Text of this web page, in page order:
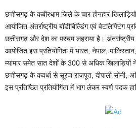
छत्तीसगढ़ के कबीरधाम जिले के चार होनहार
आयोजित अंतर्राष्ट्रीय बॉडीबिल्डिंग एवं वेटलिफ्टिंग
छत्तीसगढ़ और देश का परचम लहराया है।
आयोजित इस प्रतियोगिता में भारत, नेपाल,
म्यांमार समेत सात देशों के 300 से अधिक खिलाड़ियों
छत्तीसगढ़ के कवर्धा से सूरज राजपूत, दीपाली सोनी,
इस प्रतिष्ठित प्रतियोगिता में भाग लेकर स्वर्ण पदक